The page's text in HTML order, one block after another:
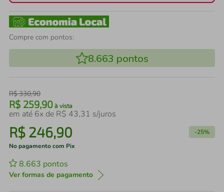
Compre com pontos:
8.663 pontos
R$330,90
R$ 259,90 à vista
em até 6x de R$ 43,31 s/juros
R$ 246,90 -25%
No pagamento com Pix
8.663 pontos
Ver formas de pagamento